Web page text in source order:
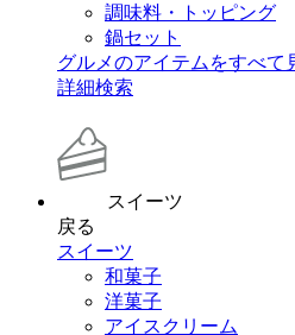
調味料・トッピング
鍋セット
グルメのアイテムをすべて
詳細検索
スイーツ
戻る
スイーツ
和菓子
洋菓子
アイスクリーム